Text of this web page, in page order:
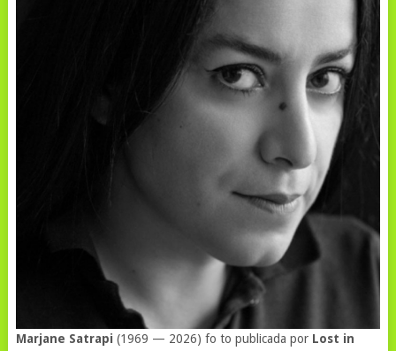
Marjane Satrapi (1969 — 2026) fo to publicada por Lost in